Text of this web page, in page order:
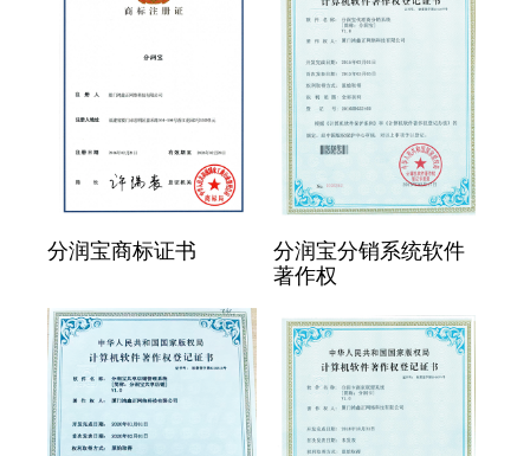
分润宝商标证书
分润宝分销系统软件
著作权